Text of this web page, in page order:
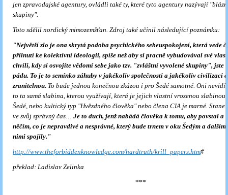
jen zpravodajské agentury, ovládli také ty, které tyto agentury nazývají
skupiny".
Toto sdělil nordický mimozemšťan. Zdroj také učinil následující poznámku:
"Největší zlo je ona skrytá podoba psychického sebeuspokojení, která vede
přilnutí ke kolektivní ideologii, spíše než aby si pracně vybudovával své
chvíli, kdy si osvojíte vědomí sebe jako tzv. "zvláštní vyvolené skupiny", jste
pádu. To je to semínko záhuby v jakékoliv společnosti a jakékoliv civilizaci
zranitelnou. To bude jednou konečnou zkázou i pro Šedé samotné. Oni nevidí
to ta samá slabina, kterou využívají, která je jejich vlastní vrozenou slabinou.
Šedé, nebo kultický typ "Hvězdného člověka" nebo člena CIA je marné. Stane
ve svůj správný čas… Je to duch, jenž nabádá člověka k tomu, aby povstal a
něčím, co je nepravdivé a nesprávné, který bude trnem v oku Šedým a dalším
nimi spojily."
http://www.theforbiddenknowledge.com/hardtruth/krill_papers.htm#
překlad: Ladislav Zelinka
***